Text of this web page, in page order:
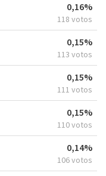
0,16%
118 votos
0,15%
113 votos
0,15%
111 votos
0,15%
110 votos
0,14%
106 votos